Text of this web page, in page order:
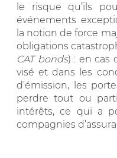
le risque qu’ils
événements
la notion de force
obligations
CAT bonds) : en cas
visé et dans les
d’émission, les
perdre tout ou
intérêts, ce qui a
compagnies